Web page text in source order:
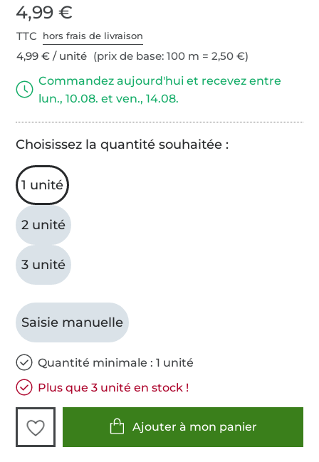
4,99 €
TTC hors frais de livraison
4,99 € / unité (prix de base: 100 m = 2,50 €)
Commandez aujourd'hui et recevez entre
lun., 10.08. et ven., 14.08.
Choisissez la quantité souhaitée :
1 unité
2 unité
3 unité
Saisie manuelle
Quantité minimale : 1 unité
Plus que 3 unité en stock !
Ajouter à mon panier